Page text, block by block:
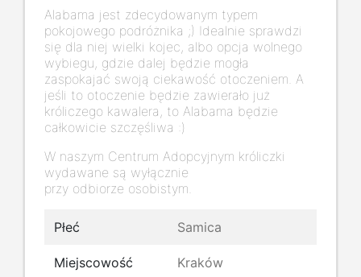
Alabama jest zdecydowanym typem
pokojowego podróżnika ;) Idealnie sprawdzi
się dla niej wielki kojec, albo opcja wolnego
wybiegu, gdzie dalej będzie mogła
zaspokajać swoją ciekawość otoczeniem. A
jeśli to otoczenie będzie zawierało już
króliczego kawalera, to Alabama będzie
całkowicie szczęśliwa :)
W naszym Centrum Adopcyjnym króliczki
wydawane są wyłącznie
przy odbiorze osobistym.
Płeć Samica
Miejscowość Kraków